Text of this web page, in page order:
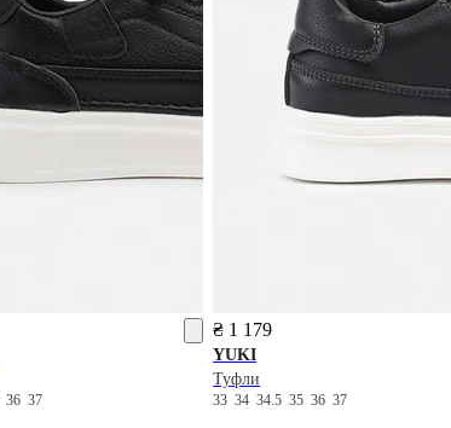
36 37
₴ 1 179
YUKI
Туфли
333434.5353637